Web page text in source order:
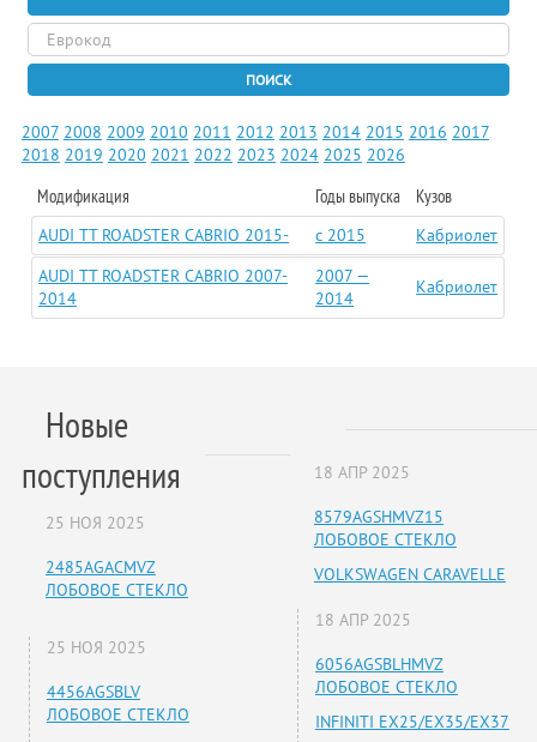
ПОИСК
2007 2008 2009 2010 2011 2012 2013 2014 2015 2016 2017
2018 2019 2020 2021 2022 2023 2024 2025 2026
Модификация Годы выпуска Кузов
AUDI TT ROADSTER CABRIO 2015- c 2015
Кабриолет
AUDI TT ROADSTER CABRIO 2007-
2014
2007 —
2014
Кабриолет
Новые
поступления
25 НОЯ 2025
2485AGACMVZ
ЛОБОВОЕ СТЕКЛО
25 НОЯ 2025
4456AGSBLV
ЛОБОВОЕ СТЕКЛО
18 АПР 2025
8579AGSHMVZ15
ЛОБОВОЕ СТЕКЛО
VOLKSWAGEN CARAVELLE
18 АПР 2025
6056AGSBLHMVZ
ЛОБОВОЕ СТЕКЛО
INFINITI EX25/EX35/EX37